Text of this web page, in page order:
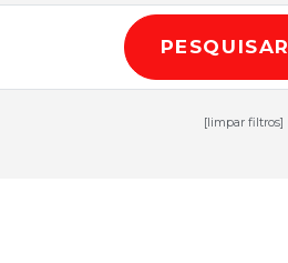
PESQUISAR
[limpar filtros]